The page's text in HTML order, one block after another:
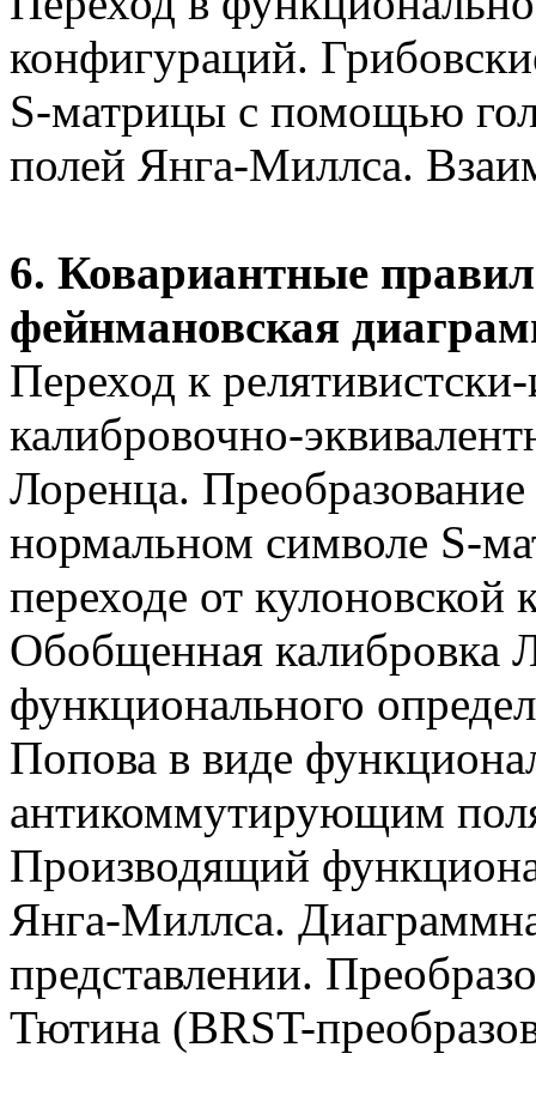
конфигураций.
S-матрицы с помощью
полей Янга-Миллса.
6. Ковариантные
фейнмановская
Переход к
калибровочно-
Лоренца.
нормальном символе S-
переходе от кулоновской
Обобщенная калибровка
функционального
Попова в виде
антикоммутирующим
Производящий
Янга-Миллса.
представлении.
Тютина (BRST-